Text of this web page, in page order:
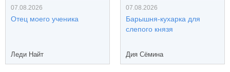
07.08.2026
Отец моего ученика
Леди Найт
07.08.2026
Барышня-кухарка для
слепого князя
Дия Сёмина